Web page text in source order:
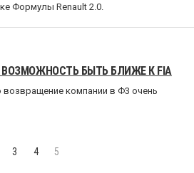
Формулы Renault 2.0.
БЫТЬ БЛИЖЕ К FIA
компании в Ф3 очень
3 4 5